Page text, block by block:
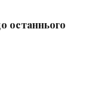
останнього